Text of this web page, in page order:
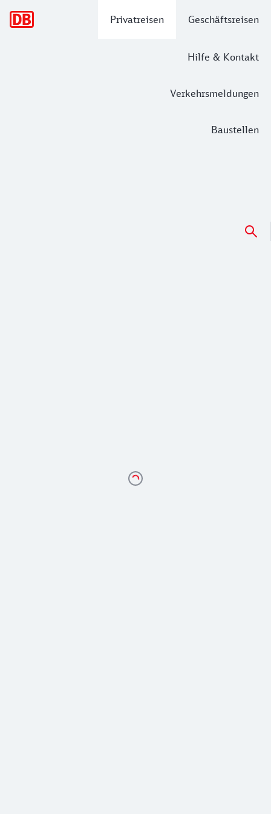
Privatreisen Geschäftsreisen
Hilfe & Kontakt
Verkehrsmeldungen
Baustellen